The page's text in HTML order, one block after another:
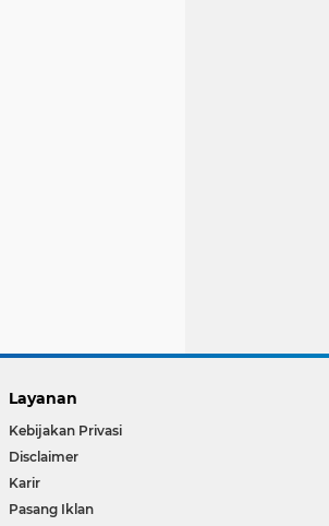
Layanan
Kebijakan Privasi
Disclaimer
Karir
Pasang Iklan